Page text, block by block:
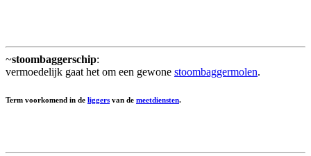
~stoombaggerschip:
vermoedelijk gaat het om een gewone stoombaggermolen.
Term voorkomend in de liggers van de meetdiensten.